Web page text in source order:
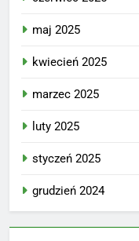
maj 2025
kwiecień 2025
marzec 2025
luty 2025
styczeń 2025
grudzień 2024